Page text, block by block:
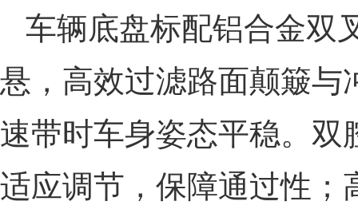
车辆底盘标配铝合金双
悬，高效过滤路面颠簸与
速带时车身姿态平稳。双
适应调节，保障通过性；